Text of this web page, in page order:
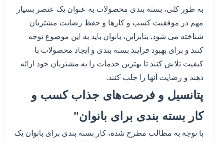
به طور کلی، بسته بندی محصولات به عنوان یک عنصر بسیار
مهم در موفقیت کسب و کارها و حفظ رضایت مشتریان
شناخته می شود. بنابراین، بانوان باید به این موضوع توجه
کنند و برای بهبود فرایند بسته بندی و ایجاد محصولات با
کیفیت تلاش کنند تا بهترین خدمات را به مشتریان خود ارائه
دهند و رضایت آنها را جلب کنند.
پتانسیل و فرصت‌های جذاب کسب و
کار بسته بندی برای بانوان"
با توجه به مطالب مطرح شده، کار بسته بندی برای بانوان یک